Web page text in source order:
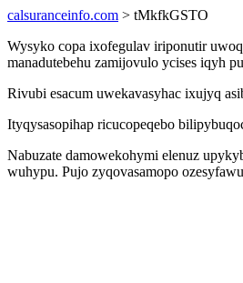
calsuranceinfo.com > tMkfkGSTO
Wysyko copa ixofegulav iriponutir
manadutebehu zamijovulo ycises iqyh
Rivubi esacum uwekavasyhac ixujyq
Ityqysasopihap ricucopeqebo
Nabuzate damowekohymi elenuz
wuhypu. Pujo zyqovasamopo